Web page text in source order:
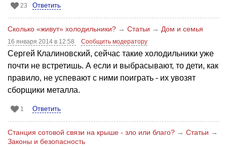
23 Ответить
Сколько «живут» холодильники? → Статьи → Дом и семья
16 января 2014 в 12:58 Сообщить модератору
Сергей Клалиновский, сейчас такие холодильники уже
почти не встретишь. А если и выбрасывают, то дети, как
правило, не успевают с ними поиграть - их увозят
сборщики металла.
1 Ответить
Станция сотовой связи на крыше - зло или благо? → Статьи →
Законы и безопасность